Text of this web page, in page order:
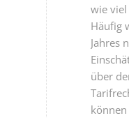
wie viel
Häufig
Jahres
über